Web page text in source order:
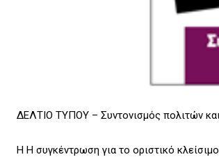
ΔΕΛΤΙΟ ΤΥΠΟΥ – Συντονισμός πολιτών
Η H συγκέντρωση για το οριστικό